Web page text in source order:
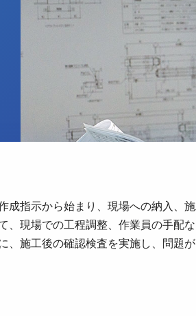
成指示から始まり、現場への納入、
、現場での工程調整、作業員の手配
、施工後の確認検査を実施し、問題